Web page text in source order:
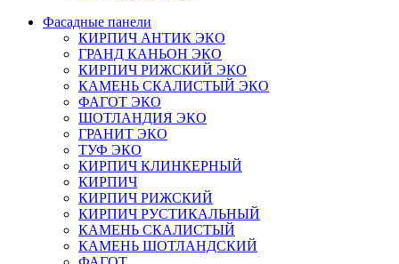
Фасадные панели
КИРПИЧ АНТИК ЭКО
ГРАНД КАНЬОН ЭКО
КИРПИЧ РИЖСКИЙ ЭКО
КАМЕНЬ СКАЛИСТЫЙ ЭКО
ФАГОТ ЭКО
ШОТЛАНДИЯ ЭКО
ГРАНИТ ЭКО
ТУФ ЭКО
КИРПИЧ КЛИНКЕРНЫЙ
КИРПИЧ
КИРПИЧ РИЖСКИЙ
КИРПИЧ РУСТИКАЛЬНЫЙ
КАМЕНЬ СКАЛИСТЫЙ
КАМЕНЬ ШОТЛАНДСКИЙ